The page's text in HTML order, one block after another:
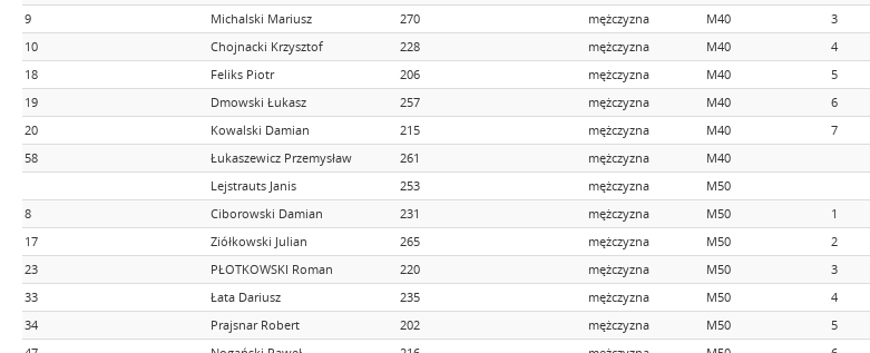
9
Michalski Mariusz 270 mężczyzna M40 3
10
Chojnacki Krzysztof 228 mężczyzna M40 4
18
Feliks Piotr 206 mężczyzna M40 5
19
Dmowski Łukasz 257 mężczyzna M40 6
20
Kowalski Damian 215 mężczyzna M40 7
58
Łukaszewicz Przemysław 261 mężczyzna M40
Lejstrauts Janis
253 mężczyzna M50
8
Ciborowski Damian 231 mężczyzna M50 1
17
Ziółkowski Julian 265 mężczyzna M50 2
23
PŁOTKOWSKI Roman 220 mężczyzna M50 3
33
Łata Dariusz 235 mężczyzna M50 4
34
Prajsnar Robert 202 mężczyzna M50 5